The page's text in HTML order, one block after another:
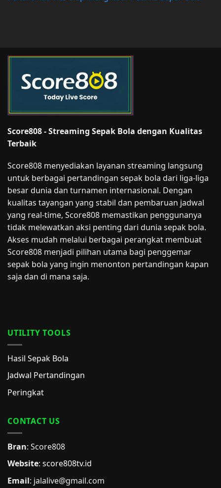
Score808 - Streaming Sepak Bola dengan Kualitas
Terbaik
Score808 menyediakan layanan streaming langsung
untuk berbagai pertandingan sepak bola dari liga-liga
besar dunia dan turnamen internasional. Dengan
kualitas tayangan yang stabil dan pembaruan jadwal
yang real-time, Score808 memastikan penggunanya
tidak melewatkan aksi penting dari dunia sepak bola.
Akses mudah melalui berbagai perangkat membuat
Score808 menjadi pilihan utama bagi penggemar
sepak bola yang ingin menonton pertandingan kapan
saja dan di mana saja.
UTILITY TOOLS
Hasil Sepak Bola
Jadwal Pertandingan
Peringkat
CONTACT US
Bran: Score808
Website: score808tv.id
Email: jalalive@gmail.com